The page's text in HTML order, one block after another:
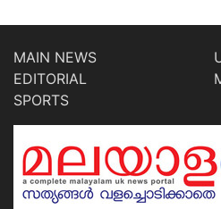
MAIN NEWS
EDITORIAL
SPORTS